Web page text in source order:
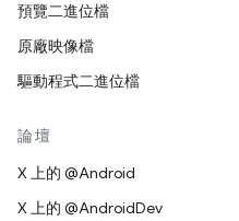
預覽二進位檔
原廠映像檔
驅動程式二進位檔
論壇
X 上的 @Android
X 上的 @AndroidDev